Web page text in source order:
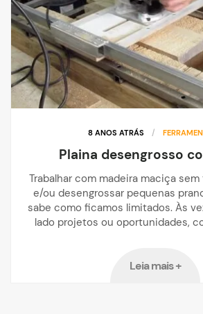
8 ANOS ATRÁS /
Plaina desengrosso
Trabalhar com madeira maciça
e/ou desengrossar pequenas
sabe como ficamos limitados. Às
lado projetos ou oportunidades,
Leia mais +